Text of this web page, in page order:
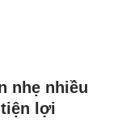
nhẹ nhiều
lợi